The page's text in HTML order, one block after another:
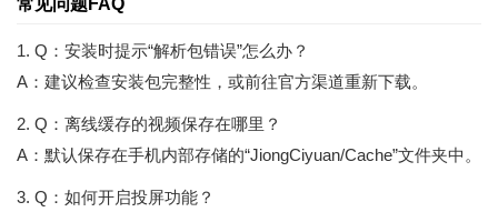
常见问题FAQ
1. Q：安装时提示“解析包错误”怎么办？
A：建议检查安装包完整性，或前往官方渠道重新下载。
2. Q：离线缓存的视频保存在哪里？
A：默认保存在手机内部存储的“JiongCiyuan/Cache”文件夹中。
3. Q：如何开启投屏功能？